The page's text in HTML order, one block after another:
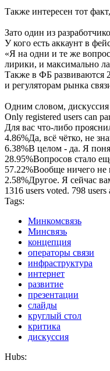
Также интересен тот
Зато один из
У кого есть аккаунт в
«Я на одни и те же
лирики, и максимально
Также в ФБ развиваются
и регуляторам рынка
Одним словом,
Only registered users can
Для вас что-либо
4.86%Да, всё чётко, не
6.38%В целом - да. Я
28.95%Вопросов стало
57.22%Вообще ничего не
2.58%Другое. Я сейчас
1316 users voted. 798 users
Tags:
Минкомсвязь
Минсвязь
концепция
операторы связи
инфраструктура
интернет
развитие
презентации
слайды
круглый стол
критика
дискуссия
Hubs: